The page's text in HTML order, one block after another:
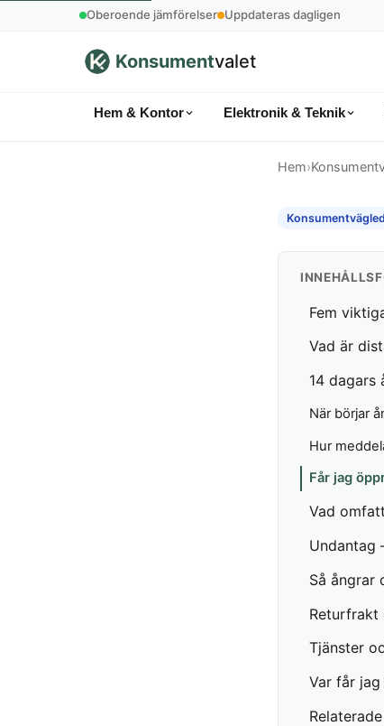
Oberoende jämförelser Uppdateras dagligen
Konsumentvalet
Hem & Kontor Elektronik & Teknik
Hem›
Fem
Vad är
14
När börjar
Hur
Får jag
Vad
Undantag
Så
Returfrakt
Tjänster
Var får jag